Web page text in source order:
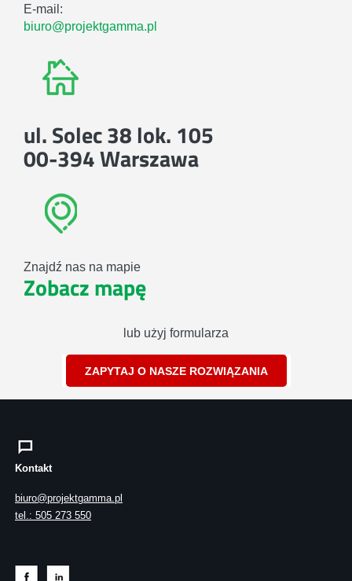
E-mail:
biuro@projektgamma.pl
ul. Solec 38 lok. 105
00-394 Warszawa
Znajdź nas na mapie
Zobacz mapę
lub użyj formularza
ZAPYTAJ O NASZE ROZWIĄZANIA
Kontakt
biuro@projektgamma.pl
tel.: 505 273 550